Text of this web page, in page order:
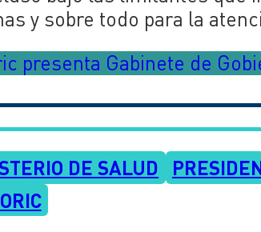
y sobre todo para la
presenta Gabinete de
DE SALUD